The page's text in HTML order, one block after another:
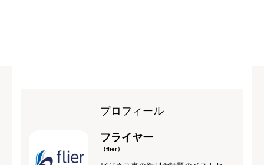
プロフィール
フライヤー
（flier）